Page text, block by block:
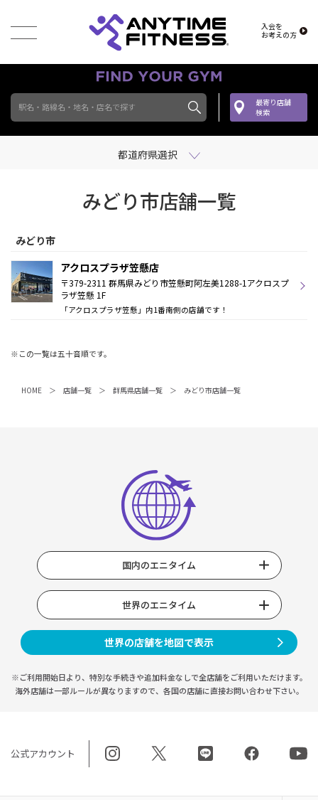
入会を
お考えの方
駅名・路線名・地名・店名で探す
最寄り店舗
検索
都道府県選択
みどり市店舗一覧
みどり市
アクロスプラザ笠懸店
〒379-2311 群馬県みどり市笠懸町阿左美1288-1アクロスプ
ラザ笠懸 1F
「アクロスプラザ笠懸」内1番南側の店舗です！
※この一覧は五十音順です。
HOME 店舗一覧 群馬県店舗一覧 みどり市店舗一覧
国内のエニタイム
世界のエニタイム
世界の店舗を地図で表示
※ご利用開始日より、特別な手続きや追加料金なしで全店舗をご利用いただけます。
海外店舗は一部ルールが異なりますので、 各国の店舗に直接お問い合わせ下さい。
公式アカウント